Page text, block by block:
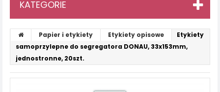
KATEGORIE
Papier i etykiety Etykiety opisowe
Etykiety
samoprzylepne do segregatora DONAU, 33x153mm,
jednostronne, 20szt.